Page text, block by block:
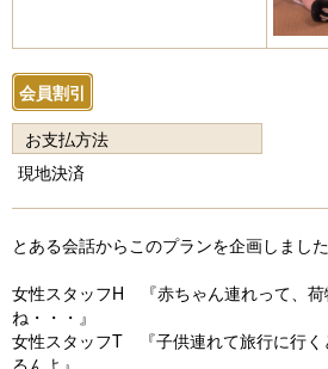
会員割引
お支払方法
現地決済
とある会話からこのプランを企画しました
女性スタッフH 『赤ちゃん連れって、荷
ね・・・』
女性スタッフT 『子供連れて旅行に行く
るんよ』